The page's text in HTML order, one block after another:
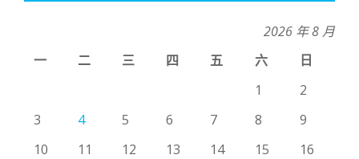
2026 年 8 月
一
二 三 四 五 六
日
1
2
3
4 5 6 7 8
9
10
11 12 13 14 15
16